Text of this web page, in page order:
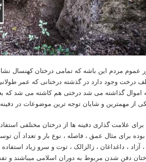
عموم مردم این باشه که تمامی درختان کهنسال
درخت وجود دارد در گذشته درختانی که عمر
اموال گذاشته می شد درختی هم کاشته می شد که
از مهمترین و شایان توجه ترین موضوعات در
برای علامت گذاری دفینه ها از درختان مختلفی
برای مثال عمق ، فاصله ، نوع بار و تعداد آن
، آزاد ، داغداغان ، زالزالک ، توت و سرو زیاد
دفن شدن مربوط به دوران اسلامی میباشند و